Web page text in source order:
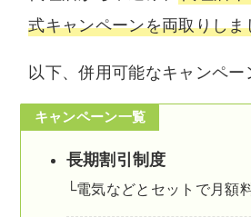
式キャンペーンを両取りしま
以下、併用可能なキャンペー
キャンペーン一覧
長期割引制度
└電気などとセットで月額